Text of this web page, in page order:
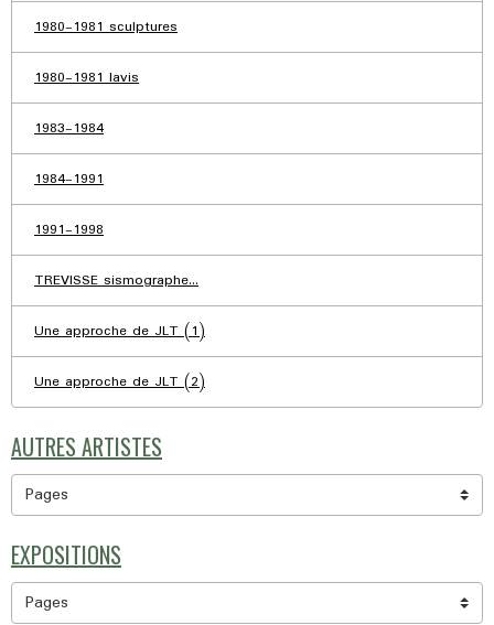
1980-1981 sculptures
1980-1981 lavis
1983-1984
1984-1991
1991-1998
TREVISSE sismographe...
Une approche de JLT (1)
Une approche de JLT (2)
AUTRES ARTISTES
EXPOSITIONS